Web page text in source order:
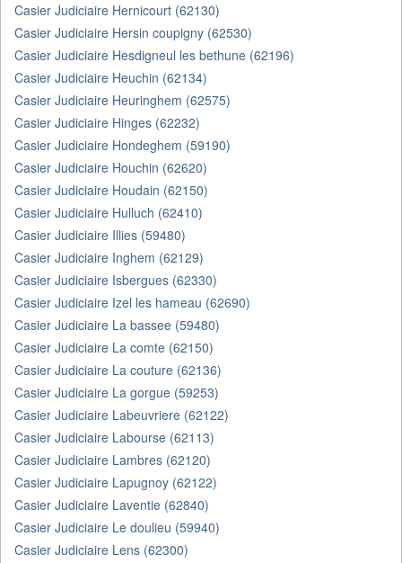
Casier Judiciaire Hernicourt (62130)
Casier Judiciaire Hersin coupigny (62530)
Casier Judiciaire Hesdigneul les bethune (62196)
Casier Judiciaire Heuchin (62134)
Casier Judiciaire Heuringhem (62575)
Casier Judiciaire Hinges (62232)
Casier Judiciaire Hondeghem (59190)
Casier Judiciaire Houchin (62620)
Casier Judiciaire Houdain (62150)
Casier Judiciaire Hulluch (62410)
Casier Judiciaire Illies (59480)
Casier Judiciaire Inghem (62129)
Casier Judiciaire Isbergues (62330)
Casier Judiciaire Izel les hameau (62690)
Casier Judiciaire La bassee (59480)
Casier Judiciaire La comte (62150)
Casier Judiciaire La couture (62136)
Casier Judiciaire La gorgue (59253)
Casier Judiciaire Labeuvriere (62122)
Casier Judiciaire Labourse (62113)
Casier Judiciaire Lambres (62120)
Casier Judiciaire Lapugnoy (62122)
Casier Judiciaire Laventie (62840)
Casier Judiciaire Le doulieu (59940)
Casier Judiciaire Lens (62300)